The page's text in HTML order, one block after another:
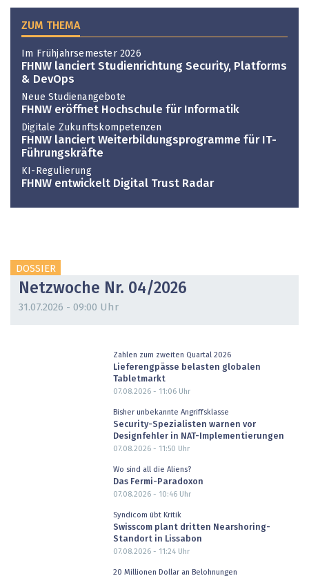
ZUM THEMA
Im Frühjahrsemester 2026
FHNW lanciert Studienrichtung Security, Platforms
& DevOps
Neue Studienangebote
FHNW eröffnet Hochschule für Informatik
Digitale Zukunftskompetenzen
FHNW lanciert Weiterbildungsprogramme für IT-
Führungskräfte
KI-Regulierung
FHNW entwickelt Digital Trust Radar
DOSSIER
Netzwoche Nr. 04/2026
31.07.2026 - 09:00 Uhr
Zahlen zum zweiten Quartal 2026
Lieferengpässe belasten globalen
Tabletmarkt
07.08.2026 - 11:06Uhr
Bisher unbekannte Angriffsklasse
Security-Spezialisten warnen vor
Designfehler in NAT-Implementierungen
07.08.2026 - 11:50 Uhr
Wo sind all die Aliens?
Das Fermi-Paradoxon
07.08.2026 - 10:46Uhr
Syndicom übt Kritik
Swisscom plant dritten Nearshoring-
Standort in Lissabon
07.08.2026 - 11:24Uhr
20 Millionen Dollar an Belohnungen